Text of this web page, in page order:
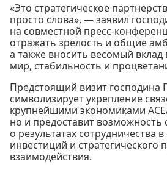
«Это стратегическое
просто слова», — заявил
на совместной пресс-
отражать зрелость и общие
а также вносить весомый
мир, стабильность и
Предстоящий визит господина
символизирует укрепление
крупнейшими экономиками
но и предоставит возможность
о результатах сотрудничества
инвестиций и
взаимодействия.